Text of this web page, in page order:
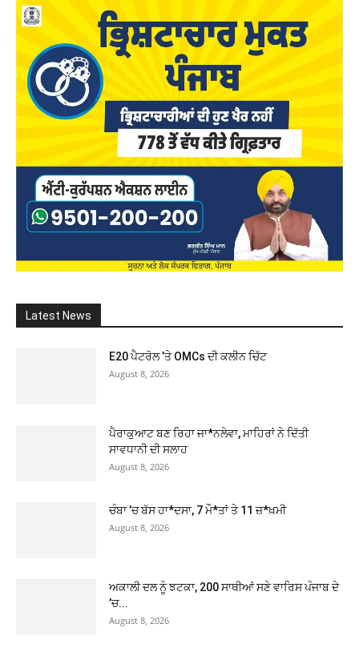
Latest News
E20 ਪੈਟਰੋਲ ’ਤੇ OMCs ਦੀ ਕਲੀਨ ਚਿੱਟ
August 8, 2026
ਪੈਰਾਕੁਆਟ ਬਣ ਰਿਹਾ ਜਾ*ਨਲੇਵਾ, ਮਾਹਿਰਾਂ ਨੇ ਦਿੱਤੀ
ਸਾਵਧਾਨੀ ਦੀ ਸਲਾਹ
August 8, 2026
ਚੰਬਾ ’ਚ ਬੱਸ ਹਾ*ਦਸਾ, 7 ਮੌ*ਤਾਂ ਤੇ 11 ਜ਼*ਖ਼ਮੀ
August 8, 2026
ਅਕਾਲੀ ਦਲ ਨੂੰ ਝਟਕਾ, 200 ਸਾਥੀਆਂ ਸਣੇ ਵਾਰਿਸ ਪੰਜਾਬ ਦੇ
’ਚ...
August 8, 2026